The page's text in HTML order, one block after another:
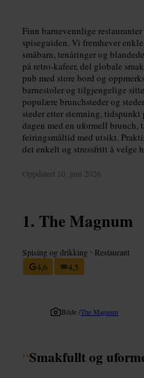
Finn barnevennlige
spiseguiden. Vi fremhever
småbarn, tenåringer og
på retro-kafeer, del globale
pub med store bord og
barnestoler og tilgjengelige
populære brunchsteder og
steder etter stemning, tidspunkt
dagen med en uformell
feiringsmåltid med utsikt.
det enkelt og stressfritt å velge
Oppdatert 10. juni 2026
The Magnum
Spising og drikking • Restaurant
4,6
4,5
Bilde /The Magnum
“Smakfullt og